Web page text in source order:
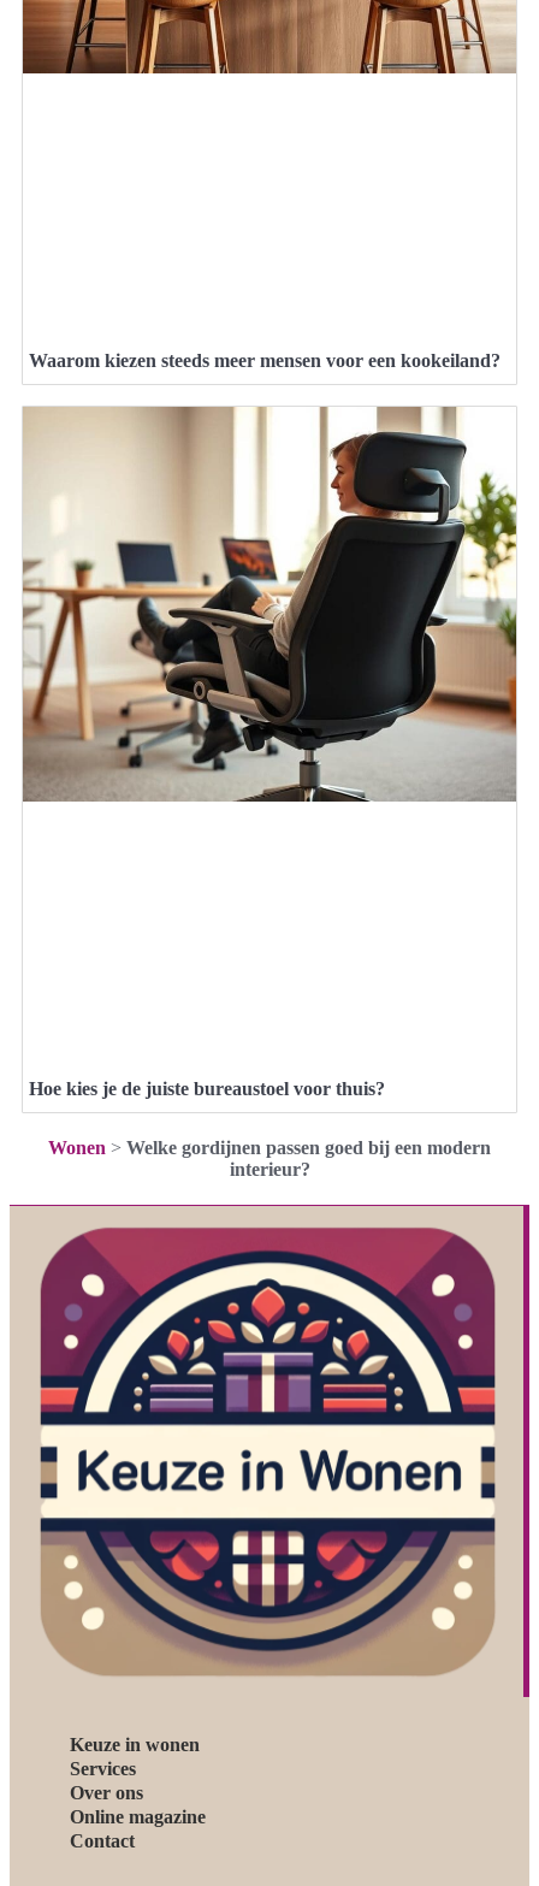
Waarom kiezen steeds meer mensen voor een kookeiland?
Hoe kies je de juiste bureaustoel voor thuis?
Wonen > Welke gordijnen passen goed bij een modern
interieur?
Keuze in wonen
Services
Over ons
Online magazine
Contact